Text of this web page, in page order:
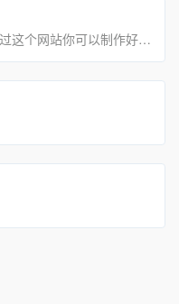
用来做封面图非常方便，通过这个网站你可以制作好看的海报、简历、新媒体文章的首页图等等，甚至很多免费且好看的P[…]